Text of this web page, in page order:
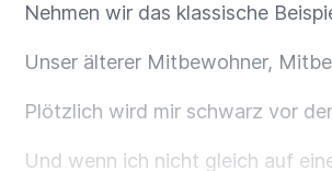
Nehmen wir das klassische
Unser älterer Mitbewohner,
Plötzlich wird mir schwarz vor
Und wenn ich nicht gleich auf